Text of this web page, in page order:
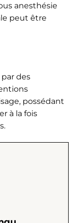
anesthésie
peut être
des
possédant
à la fois